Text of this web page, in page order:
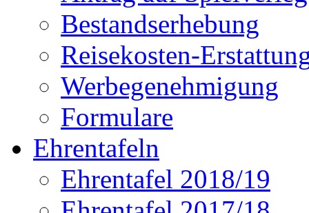
Bestandserhebung
Reisekosten-
Werbegenehmigung
Formulare
Ehrentafeln
Ehrentafel 2018/19